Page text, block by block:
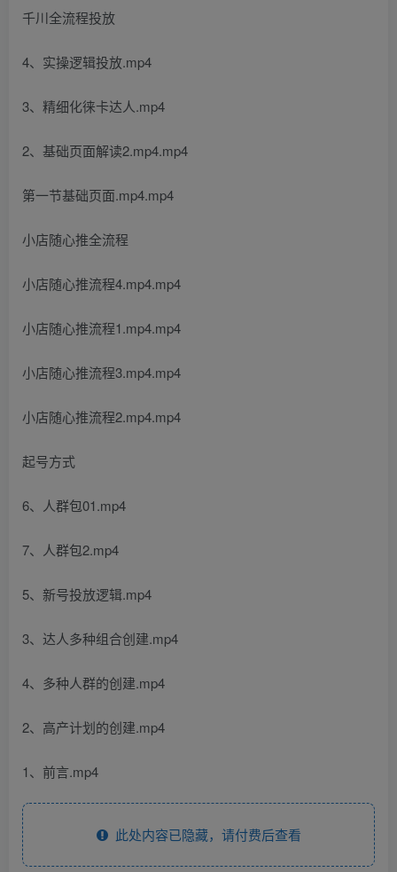
千川全流程投放
4、实操逻辑投放.mp4
3、精细化徕卡达人.mp4
2、基础页面解读2.mp4.mp4
第一节基础页面.mp4.mp4
小店随心推全流程
小店随心推流程4.mp4.mp4
小店随心推流程1.mp4.mp4
小店随心推流程3.mp4.mp4
小店随心推流程2.mp4.mp4
起号方式
6、人群包01.mp4
7、人群包2.mp4
5、新号投放逻辑.mp4
3、达人多种组合创建.mp4
4、多种人群的创建.mp4
2、高产计划的创建.mp4
1、前言.mp4
此处内容已隐藏，请付费后查看